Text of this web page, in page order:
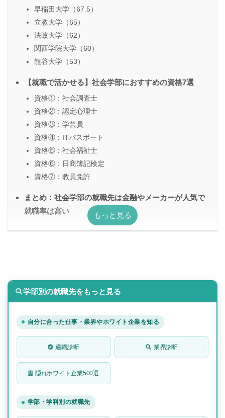
早稲田大学（67.5）
立教大学（65）
法政大学（62）
関西学院大学（60）
龍谷大学（53）
【就職で活かせる】社会学部におすすめの資格7選
資格①：社会調査士
資格②：認定心理士
資格③：学芸員
資格④：ITパスポート
資格⑤：社会福祉士
資格⑥：日商簿記検定
資格⑦：教員免許
まとめ：社会学部の就職先は金融やメーカーが人気で
就職率は高い
学部別の就職先をもっと見る
自分に合った仕事・業界やホワイト企業を知る
適職診断 業界診断
隠れホワイト企業500選
学部・学科別の就職先